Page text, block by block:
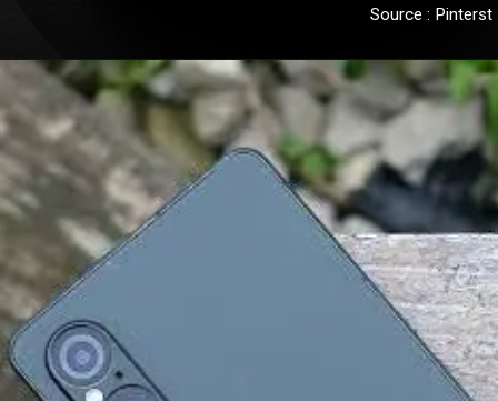
Source : Pinterst